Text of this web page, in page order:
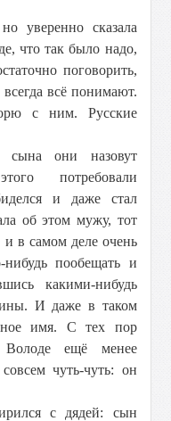
уверенно сказала
что так было надо,
поговорить,
всё понимают.
с ним. Русские
сына они назовут
потребовали
и даже стал
об этом мужу, тот
и в самом деле очень
пообещать и
какими-нибудь
И даже в таком
имя. С тех пор
ещё менее
чуть-чуть: он
с дядей: сын